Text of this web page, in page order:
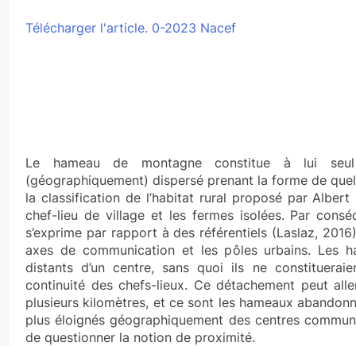
Télécharger l'article. 0-2023 Nacef
Le hameau de montagne constitue à lui
(géographiquement) dispersé prenant la forme de
la classification de l’habitat rural proposé par Albert
chef-lieu de village et les fermes isolées. Par
s’exprime par rapport à des référentiels (Laslaz,
axes de communication et les pôles urbains. Les
distants d’un centre, sans quoi ils ne
continuité des chefs-lieux. Ce détachement peut
plusieurs kilomètres, et ce sont les hameaux
plus éloignés géographiquement des centres
de questionner la notion de proximité.